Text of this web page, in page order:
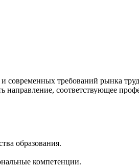
современных требований рынка
направление, соответствующее
образования.
компетенции.